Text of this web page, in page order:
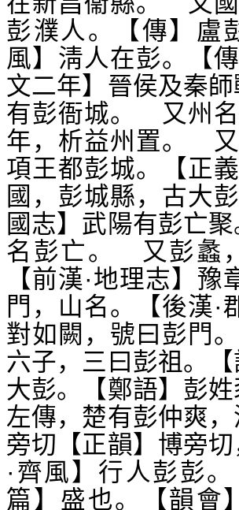
彭濮人。【傳】
風】淸人在彭。【
文二年】晉侯及秦
有彭衙城。 又州名
年，析益州置。 又
項王都彭城。【正
國，彭城縣，古大
國志】武陽有彭亡
名彭亡。 又彭蠡
【前漢·地理志】
門，山名。【後漢
對如闕，號曰彭門
六子，三曰彭祖。
大彭。【鄭語】彭
左傳，楚有彭仲爽
旁切【正韻】博旁切
·齊風】行人彭彭
篇】盛也。【韻會